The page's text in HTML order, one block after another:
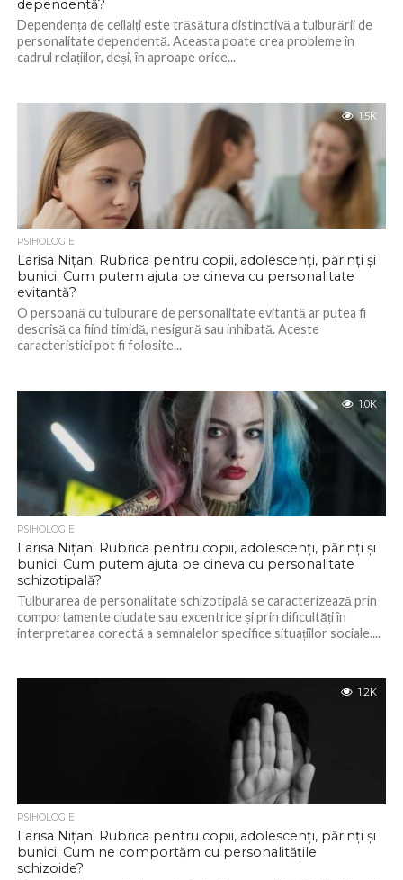
dependentă?
Dependența de ceilalți este trăsătura distinctivă a tulburării de
personalitate dependentă. Aceasta poate crea probleme în
cadrul relațiilor, deși, în aproape orice...
1.5K
PSIHOLOGIE
Larisa Nițan. Rubrica pentru copii, adolescenți, părinți și
bunici: Cum putem ajuta pe cineva cu personalitate
evitantă?
O persoană cu tulburare de personalitate evitantă ar putea fi
descrisă ca fiind timidă, nesigură sau inhibată. Aceste
caracteristici pot fi folosite...
1.0K
PSIHOLOGIE
Larisa Nițan. Rubrica pentru copii, adolescenți, părinți și
bunici: Cum putem ajuta pe cineva cu personalitate
schizotipală?
Tulburarea de personalitate schizotipală se caracterizează prin
comportamente ciudate sau excentrice și prin dificultăți în
interpretarea corectă a semnalelor specifice situațiilor sociale....
1.2K
PSIHOLOGIE
Larisa Nițan. Rubrica pentru copii, adolescenți, părinți și
bunici: Cum ne comportăm cu personalitățile
schizoide?